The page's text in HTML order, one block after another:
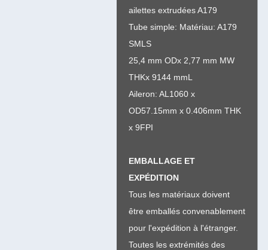
ailettes extrudées A179
Tube simple: Matériau: A179
SMLS
25,4 mm ODx 2,77 mm MW
THKx 9144 mmL
Aileron: AL1060 x
OD57.15mm x 0.406mm THK
x 9FPI
EMBALLAGE ET
EXPÉDITION
Tous les matériaux doivent
être emballés convenablement
pour l'expédition à l'étranger.
Toutes les extrémités des